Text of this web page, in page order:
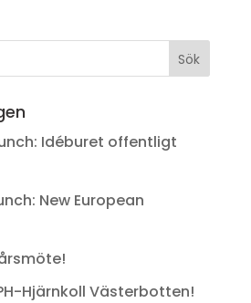
Idéburet offentligt
New European
Hjärnkoll Västerbotten!